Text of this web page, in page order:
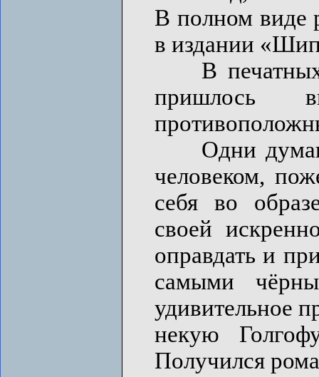
В полном виде
в издании
В печатных
пришлось
Одни
человеком,
себя во
своей
оправдать и
самыми
удивительное
некую
Получился